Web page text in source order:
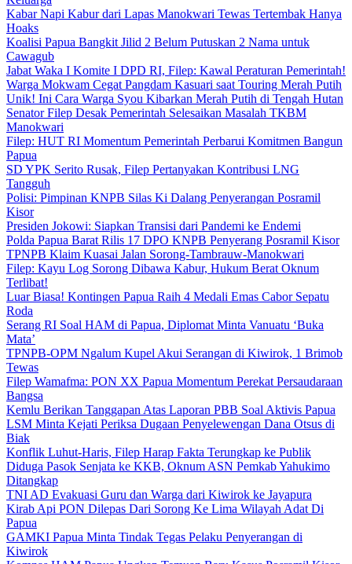
Kabar Napi Kabur dari Lapas Manokwari Tewas Tertembak Hanya
Hoaks
Koalisi Papua Bangkit Jilid 2 Belum Putuskan 2 Nama untuk
Cawagub
Jabat Waka I Komite I DPD RI, Filep: Kawal Peraturan Pemerintah!
Warga Mokwam Cegat Pangdam Kasuari saat Touring Merah Putih
Unik! Ini Cara Warga Syou Kibarkan Merah Putih di Tengah Hutan
Senator Filep Desak Pemerintah Selesaikan Masalah TKBM
Manokwari
Filep: HUT RI Momentum Pemerintah Perbarui Komitmen Bangun
Papua
SD YPK Serito Rusak, Filep Pertanyakan Kontribusi LNG
Tangguh
Polisi: Pimpinan KNPB Silas Ki Dalang Penyerangan Posramil
Kisor
Presiden Jokowi: Siapkan Transisi dari Pandemi ke Endemi
Polda Papua Barat Rilis 17 DPO KNPB Penyerang Posramil Kisor
TPNPB Klaim Kuasai Jalan Sorong-Tambrauw-Manokwari
Filep: Kayu Log Sorong Dibawa Kabur, Hukum Berat Oknum
Terlibat!
Luar Biasa! Kontingen Papua Raih 4 Medali Emas Cabor Sepatu
Roda
Serang RI Soal HAM di Papua, Diplomat Minta Vanuatu ‘Buka
Mata’
TPNPB-OPM Ngalum Kupel Akui Serangan di Kiwirok, 1 Brimob
Tewas
Filep Wamafma: PON XX Papua Momentum Perekat Persaudaraan
Bangsa
Kemlu Berikan Tanggapan Atas Laporan PBB Soal Aktivis Papua
LSM Minta Kejati Periksa Dugaan Penyelewengan Dana Otsus di
Biak
Konflik Luhut-Haris, Filep Harap Fakta Terungkap ke Publik
Diduga Pasok Senjata ke KKB, Oknum ASN Pemkab Yahukimo
Ditangkap
TNI AD Evakuasi Guru dan Warga dari Kiwirok ke Jayapura
Kirab Api PON Dilepas Dari Sorong Ke Lima Wilayah Adat Di
Papua
GAMKI Papua Minta Tindak Tegas Pelaku Penyerangan di
Kiwirok